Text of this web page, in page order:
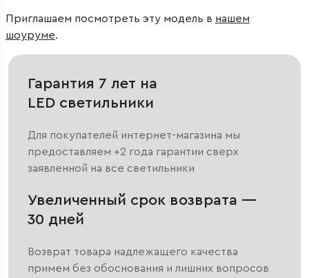
Приглашаем посмотреть эту модель в нашем
шоуруме.
Гарантия 7 лет на
LED светильники
Для покупателей интернет-магазина мы
предоставляем +2 года гарантии сверх
заявленной на все светильники
Увеличенный срок возврата —
30 дней
Возврат товара надлежащего качества
примем без обоснования и лишних вопросов